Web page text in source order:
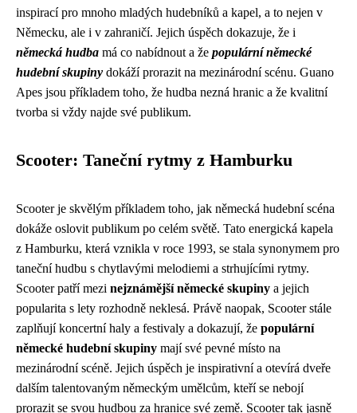
inspirací pro mnoho mladých hudebníků a kapel, a to nejen v
Německu, ale i v zahraničí. Jejich úspěch dokazuje, že i
německá hudba má co nabídnout a že populární německé
hudební skupiny dokáží prorazit na mezinárodní scénu. Guano
Apes jsou příkladem toho, že hudba nezná hranic a že kvalitní
tvorba si vždy najde své publikum.
Scooter: Taneční rytmy z Hamburku
Scooter je skvělým příkladem toho, jak německá hudební scéna
dokáže oslovit publikum po celém světě. Tato energická kapela
z Hamburku, která vznikla v roce 1993, se stala synonymem pro
taneční hudbu s chytlavými melodiemi a strhujícími rytmy.
Scooter patří mezi nejznámější německé skupiny a jejich
popularita s lety rozhodně neklesá. Právě naopak, Scooter stále
zaplňují koncertní haly a festivaly a dokazují, že populární
německé hudební skupiny mají své pevné místo na
mezinárodní scéně. Jejich úspěch je inspirativní a otevírá dveře
dalším talentovaným německým umělcům, kteří se nebojí
prorazit se svou hudbou za hranice své země. Scooter tak jasně